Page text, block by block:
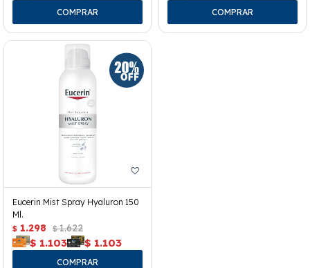
Eucerin Mist Spray Hyaluron 150
Ml.
$ 1.298 $ 1.622
$ 1.103 $ 1.103